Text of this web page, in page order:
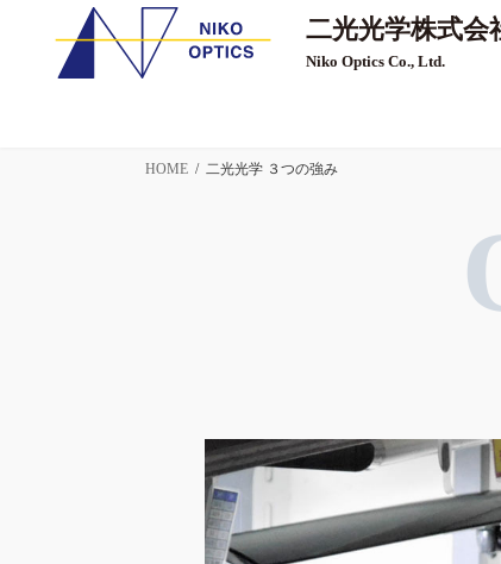
二光光学株式会
Niko Optics Co., Ltd.
お使いいただいています。
HOME 二光光学 ３つの強み